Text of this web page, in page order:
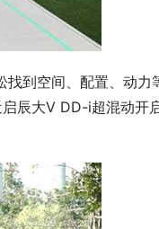
找到空间、配置、动力
辰大V DD-i超混动开